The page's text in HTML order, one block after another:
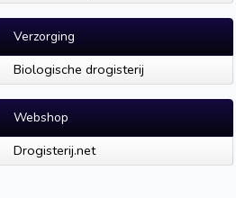
Verzorging
Biologische drogisterij
Webshop
Drogisterij.net